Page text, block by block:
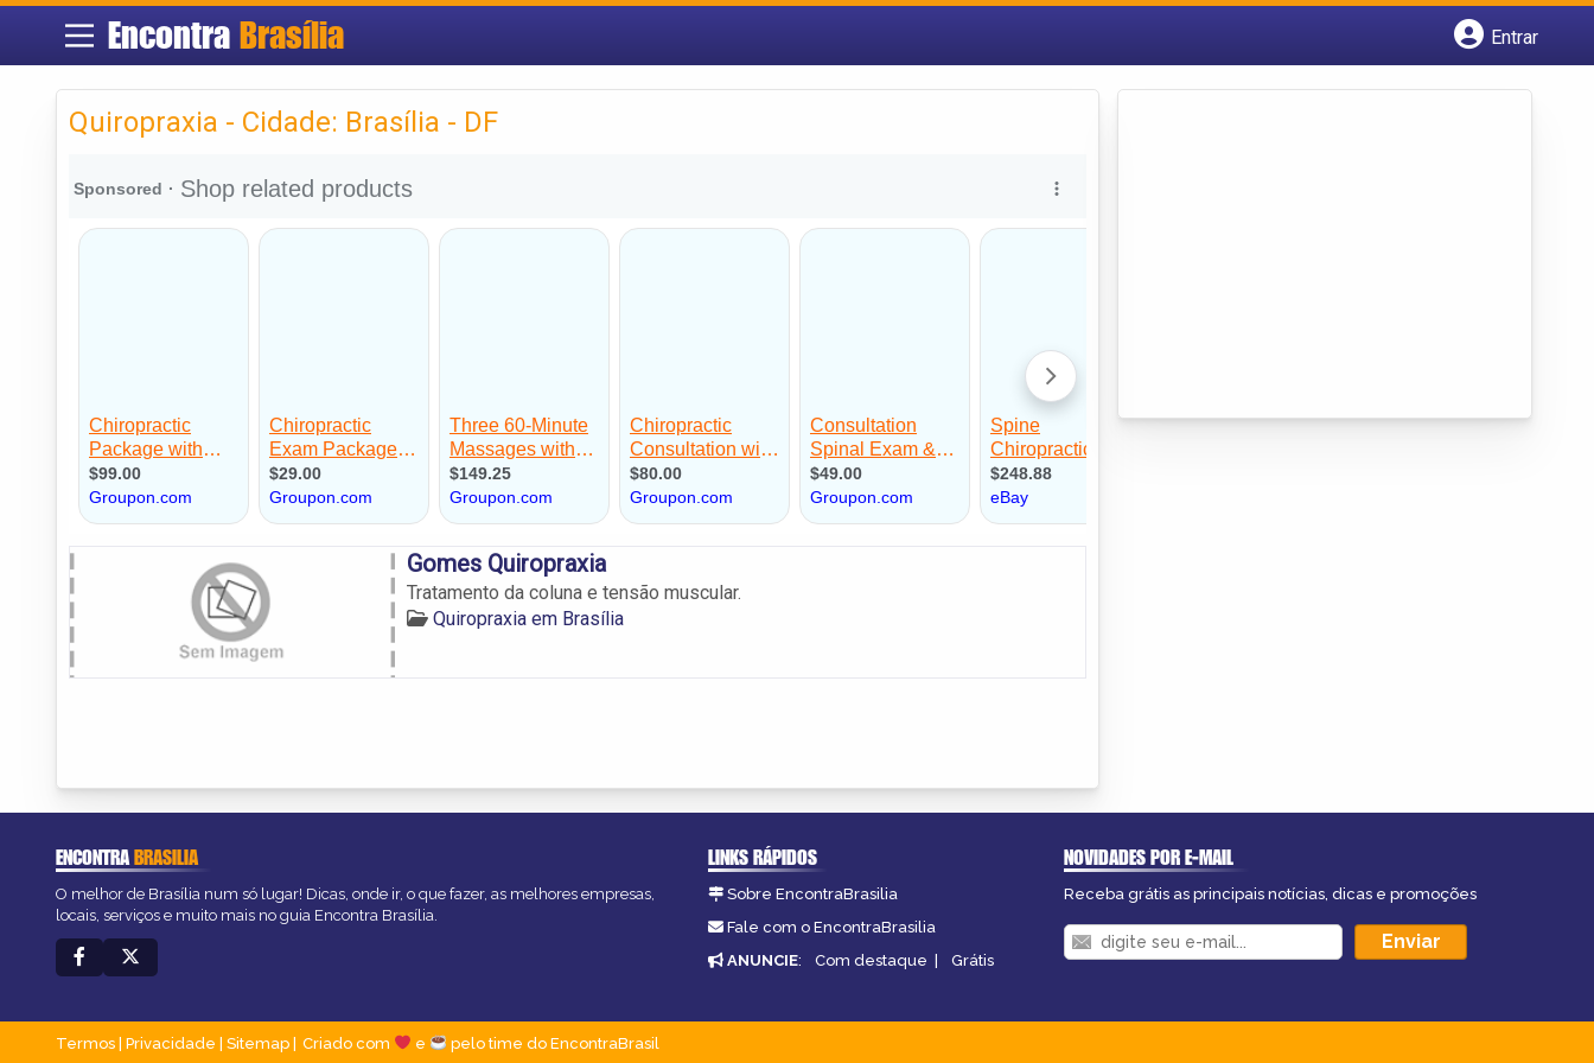
Encontra Brasília
Entrar
Quiropraxia - Cidade: Brasília - DF
Gomes Quiropraxia
Tratamento da coluna e tensão muscular.
Quiropraxia em Brasília
ENCONTRABRASILIA
O melhor de Brasília num só lugar! Dicas, onde ir, o que fazer, as melhores empresas,
locais, serviços e muito mais no guia Encontra Brasília.
LINKS RÁPIDOS
Sobre EncontraBrasilia
Fale com o EncontraBrasilia
ANUNCIE: Com destaque | Grátis
NOVIDADES POR E-MAIL
Receba grátis as principais notícias, dicas e promoções
Termos Privacidade Sitemap Criado com e pelo time do EncontraBrasil